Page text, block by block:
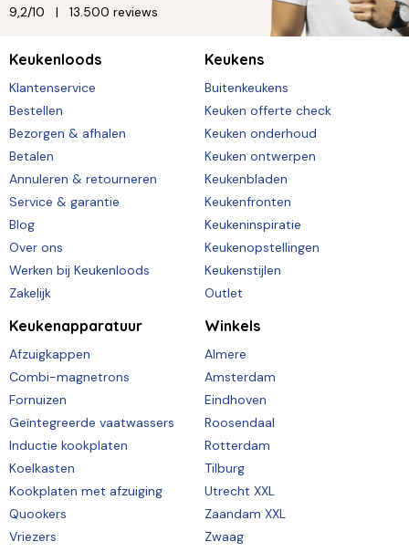
9,2/10 13.500 reviews
Keukenloods
Klantenservice
Bestellen
Bezorgen & afhalen
Betalen
Annuleren & retourneren
Service & garantie
Blog
Over ons
Werken bij Keukenloods
Zakelijk
Keukens
Buitenkeukens
Keuken offerte check
Keuken onderhoud
Keuken ontwerpen
Keukenbladen
Keukenfronten
Keukeninspiratie
Keukenopstellingen
Keukenstijlen
Outlet
Keukenapparatuur
Afzuigkappen
Combi-magnetrons
Fornuizen
Geïntegreerde vaatwassers
Inductie kookplaten
Koelkasten
Kookplaten met afzuiging
Quookers
Vriezers
Winkels
Almere
Amsterdam
Eindhoven
Roosendaal
Rotterdam
Tilburg
Utrecht XXL
Zaandam XXL
Zwaag